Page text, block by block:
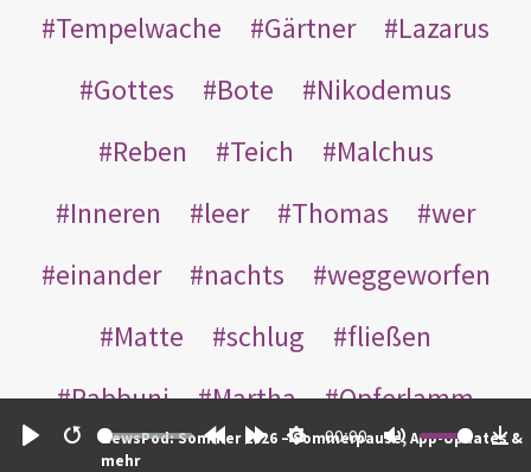
Restart
00:00
NewsPod: Sommer 2026 – Sommerpause, App-Updates &
mehr
Tempelwache
Gärtner
Lazarus
Gottes
Bote
Nikodemus
Reben
Teich
Malchus
Inneren
leer Thomas
wer
einander
nachts
weggeworfen
Matte
schlug
fließen
Rabbuni
Martha
Opferlamm
gewaschen
jüdischen